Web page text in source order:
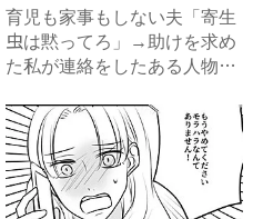
育児も家事もしない夫「寄生
虫は黙ってろ」→助けを求め
た私が連絡をしたある人物と